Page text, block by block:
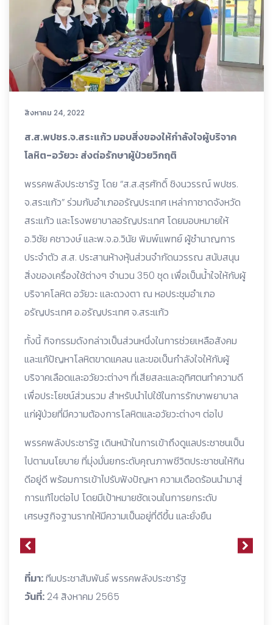
สิงหาคม 24, 2022
ส.ส.พปชร.จ.สระแก้ว มอบสิ่งของให้กำลังใจผู้บริจาค
โลหิต-อวัยวะ ส่งต่อรักษาผู้ป่วยวิกฤติ
พรรคพลังประชารัฐ โดย “ส.ส.สุรศักดิ์ ชิงนวรรณ์ พปชร.
จ.สระแก้ว” ร่วมกับอำเภออรัญประเทศ เหล่ากาชาดจังหวัด
สระแก้ว และโรงพยาบาลอรัญประเทศ โดยมอบหมายให้
อ.วิชัย คชาวงษ์ และพ.จ.อ.วินัย พิมพ์แพทย์ ผู้ชำนาญการ
ประจำตัว ส.ส. ประสานห้างหุ้นส่วนจำกัดนวรรณ สนับสนุน
สิ่งของเครื่องใช้ต่างๆ จำนวน 350 ชุด เพื่อเป็นน้ำใจให้กับผู้
บริจาคโลหิต อวัยวะ และดวงตา ณ หอประชุมอำเภอ
อรัญประเทศ อ.อรัญประเทศ จ.สระแก้ว
ทั้งนี้ กิจกรรมดังกล่าวเป็นส่วนหนึ่งในการช่วยเหลือสังคม
และแก้ปัญหาโลหิตขาดแคลน และขอเป็นกำลังใจให้กับผู้
บริจาคเลือดและอวัยวะต่างๆ ที่เสียสละและอุทิศตนทำความดี
เพื่อประโยชน์ส่วนรวม สำหรับนำไปใช้ในการรักษาพยาบาล
แก่ผู้ป่วยที่มีความต้องการโลหิตและอวัยวะต่างๆ ต่อไป
พรรคพลังประชารัฐ เดินหน้าในการเข้าถึงดูแลประชาชนเป็น
ไปตามนโยบาย ที่มุ่งมั่นยกระดับคุณภาพชีวิตประชาชนให้กิน
ดีอยู่ดี พร้อมการเข้าไปรับฟังปัญหา ความเดือดร้อนนำมาสู่
การแก้ไขต่อไป โดยมีเป้าหมายชัดเจนในการยกระดับ
เศรษฐกิจฐานรากให้มีความเป็นอยู่ที่ดีขึ้น และยั่งยืน
ที่มา:ทีมประชาสัมพันธ์ พรรคพลังประชารัฐ
วันที่: 24 สิงหาคม 2565